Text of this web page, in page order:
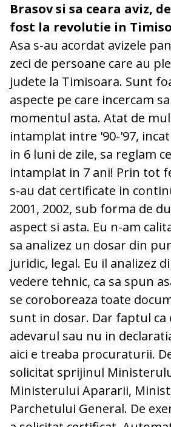
Brasov si sa ceara aviz,
fost la revolutie in
Asa s-au acordat avizele
zeci de persoane care au
judete la Timisoara. Sunt
aspecte pe care incercam
momentul asta. Atat de
intamplat intre '90-'97,
in 6 luni de zile, sa reglam
intamplat in 7 ani! Prin tot
s-au dat certificate in
2001, 2002, sub forma de
aspect si asta. Eu n-am
sa analizez un dosar din
juridic, legal. Eu il analizez
vedere tehnic, ca sa spun
se coroboreaza toate
sunt in dosar. Dar faptul ca
adevarul sau nu in
aici e treaba procuraturii.
solicitat sprijinul
Ministerului Apararii,
Parchetului General. De